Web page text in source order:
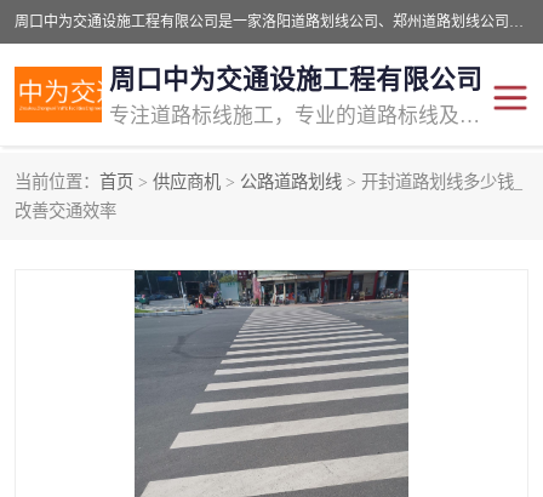
周口中为交通设施工程有限公司是一家洛阳道路划线公司、郑州道路划线公司、平顶山道路车位划线公司、开封车位划线公司、许昌道路车位划线公司、漯河道路车位划线公司，公司始终坚持“诚信、匠心、专注”的宗旨；我们的经营理念是：的服务。
周口中为交通设施工程有限公司
专注道路标线施工，专业的道路标线及交通设施施工服务商!
当前位置： 首页 > 供应商机 > 公路道路划线 > 开封道路划线多少钱_
改善交通效率
交通道路标线
道路标线划线 马路标线
道路划线